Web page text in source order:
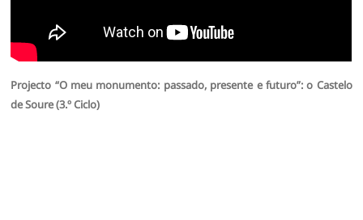
Projecto “O meu monumento: passado, presente e futuro”: o Castelo
de Soure (3.º Ciclo)